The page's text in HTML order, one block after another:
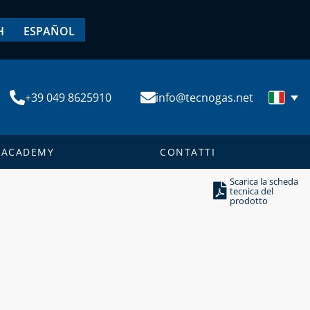
ESPAÑOL
+39 049 8625910 info@tecnogas.net
ACADEMY CONTATTI
Scarica la scheda
tecnica del
prodotto